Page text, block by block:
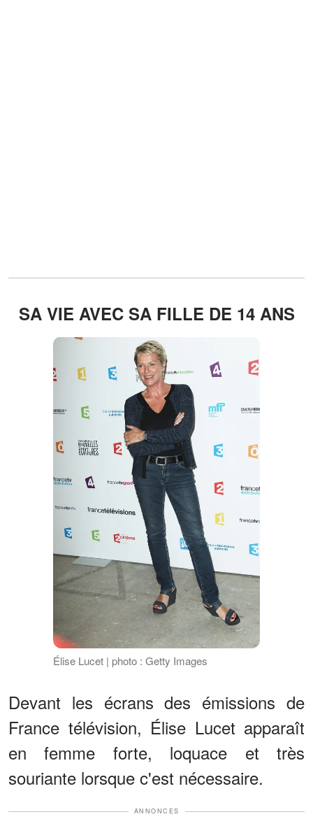
SA VIE AVEC SA FILLE DE 14 ANS
Élise Lucet | photo : Getty Images
Devant les écrans des émissions de
France télévision, Élise Lucet apparaît
en femme forte, loquace et très
souriante lorsque c'est nécessaire.
ANNONCES